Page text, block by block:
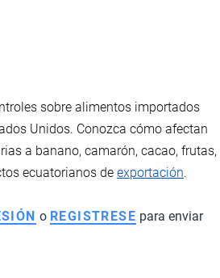
sobre alimentos importados
Unidos. Conozca cómo afectan
a banano, camarón, cacao, frutas,
ecuatorianos de exportación.
o REGISTRESE para enviar